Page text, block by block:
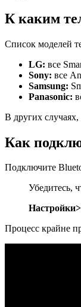
К каким
Список моделей
LG: все
Sony: все
Samsung:
Panasonic:
В других
Как
Подключите
Убедитесь,
Процесс крайне